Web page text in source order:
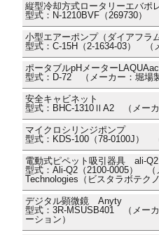
縦型冷却方式ロータリーエバポ
型式：N-1210BVF（269730）
小型エアーポンプ（ダイアフラ
型式：C-15H（2-1634-03） （
ポータブルpHメーター
型式：D-72 （メーカー：堀場
安全キャビネット
型式：BHC-1310ⅡA2 （メーカ
マイクロシリンジポンプ
型式：KDS-100（78-0100J）
電動式ピペット吸引器具 ali-
型式：Ali-Q2（2100-0005） （
Technologies（ビスタラボテク
デジタル顕微鏡 Anyty
型式：3R-MSUSB401 （メー
ーション）